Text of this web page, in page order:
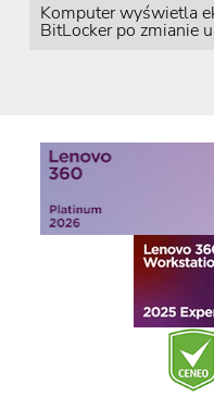
Komputer wyświetla
BitLocker po zmianie